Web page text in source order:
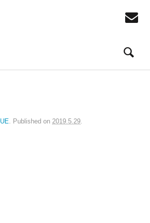
. Published on 2019.5.29.